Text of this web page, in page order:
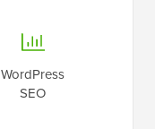
WordPress
SEO